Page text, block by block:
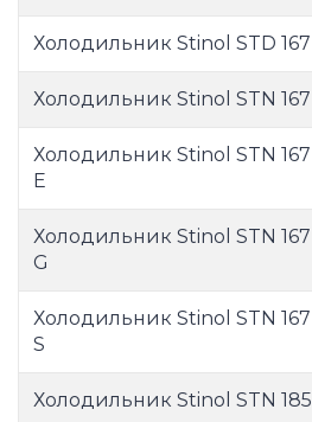
Холодильник Stinol STD 167
Холодильник Stinol STN 167
Холодильник Stinol STN 167
E
Холодильник Stinol STN 167
G
Холодильник Stinol STN 167
S
Холодильник Stinol STN 185